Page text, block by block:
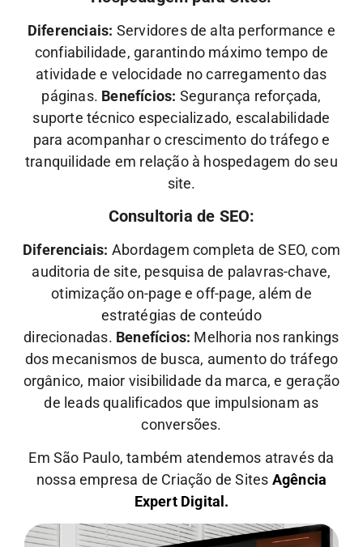
Diferenciais: Servidores de alta performance e
confiabilidade, garantindo máximo tempo de
atividade e velocidade no carregamento das
páginas. Benefícios: Segurança reforçada,
suporte técnico especializado, escalabilidade
para acompanhar o crescimento do tráfego e
tranquilidade em relação à hospedagem do seu
site.
Consultoria de SEO:
Diferenciais: Abordagem completa de SEO, com
auditoria de site, pesquisa de palavras-chave,
otimização on-page e off-page, além de
estratégias de conteúdo
direcionadas. Benefícios: Melhoria nos rankings
dos mecanismos de busca, aumento do tráfego
orgânico, maior visibilidade da marca, e geração
de leads qualificados que impulsionam as
conversões.
Em São Paulo, também atendemos através da
nossa empresa de Criação de Sites Agência
Expert Digital.